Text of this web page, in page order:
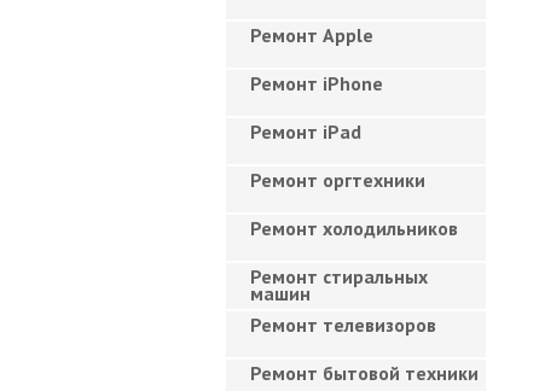
Ремонт Apple
Ремонт iPhone
Ремонт iPad
Ремонт оргтехники
Ремонт холодильников
Ремонт стиральных
машин
Ремонт телевизоров
Ремонт бытовой техники